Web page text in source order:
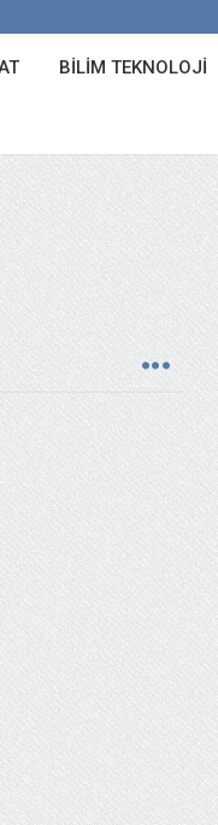
BILIM TEKNOLOJI